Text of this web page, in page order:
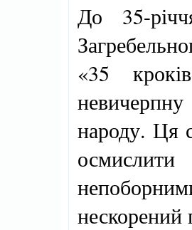
До 35-
«35
народу. Ця
нескорений